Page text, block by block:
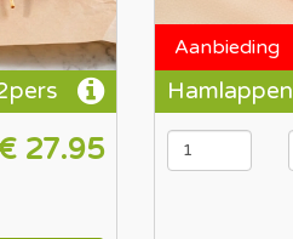
27.95
Aanbieding
Hamlappen